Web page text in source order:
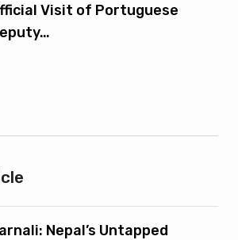
Visit of Portuguese
Nepal’s Untapped